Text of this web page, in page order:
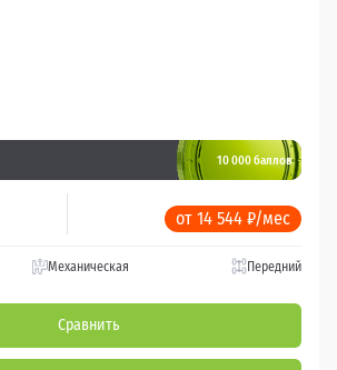
10 000 баллов
от 14 544 ₽/мес
Механическая Передний
Сравнить